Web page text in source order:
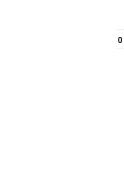
0